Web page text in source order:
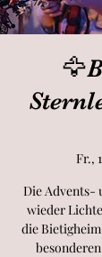
Fr.,
Die Advents-
wieder
die